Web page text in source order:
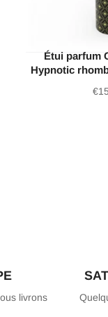
Étui parfum
Hypnotic
Prix
livrons